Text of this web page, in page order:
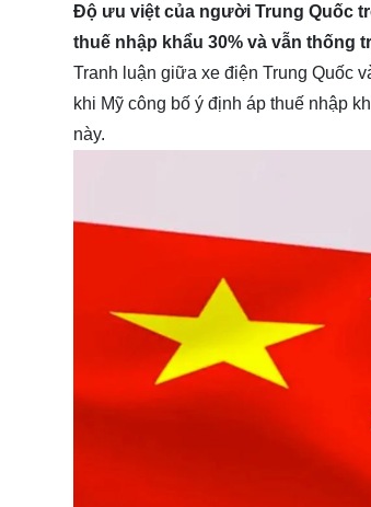
Độ ưu việt của người Trung Quốc
thuế nhập khẩu 30% và vẫn thống
Tranh luận giữa xe điện Trung Quốc
khi Mỹ công bố ý định áp thuế nhập
này.